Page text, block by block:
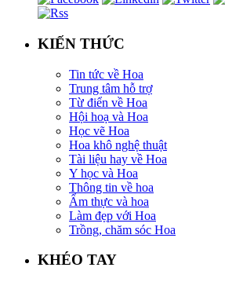
KIẾN THỨC
Tin tức về Hoa
Trung tâm hỗ trợ
Từ điển về Hoa
Hội hoạ và Hoa
Học vẽ Hoa
Hoa khô nghệ thuật
Tài liệu hay về Hoa
Y học và Hoa
Thông tin về hoa
Ẩm thực và hoa
Làm đẹp với Hoa
Trồng, chăm sóc Hoa
KHÉO TAY